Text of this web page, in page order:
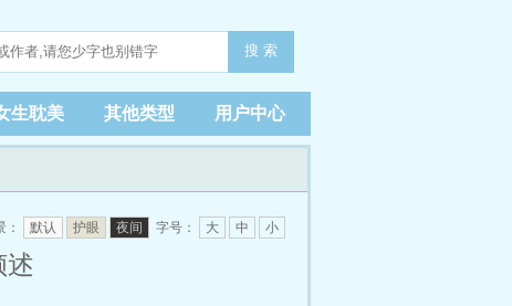
搜 索
生耽美 其他类型 用户中心
： 默认 护眼 夜间 字号： 大 中 小
述